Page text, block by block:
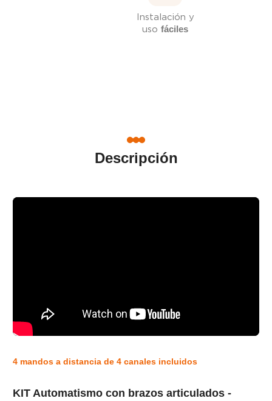
Instalación y
uso fáciles
Descripción
4 mandos a distancia de 4 canales incluidos
KIT Automatismo con brazos articulados -